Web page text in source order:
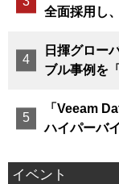
全面採用し
日揮グロー
ブル事例を
「Veeam
ハイパーバ
イベント